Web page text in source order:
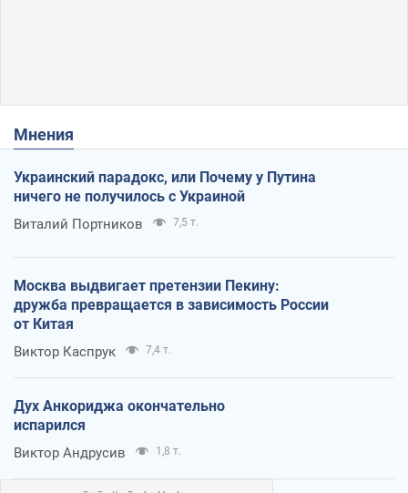
Мнения
Украинский парадокс, или Почему у Путина
ничего не получилось с Украиной
Виталий Портников 7,5 т.
Москва выдвигает претензии Пекину:
дружба превращается в зависимость России
от Китая
Виктор Каспрук 7,4 т.
Дух Анкориджа окончательно
испарился
Виктор Андрусив 1,8 т.